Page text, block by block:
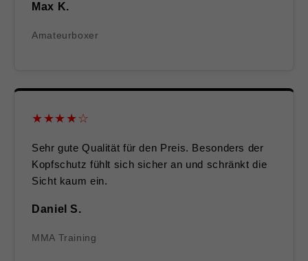
Max K.
Amateurboxer
★★★★☆
Sehr gute Qualität für den Preis. Besonders der
Kopfschutz fühlt sich sicher an und schränkt die
Sicht kaum ein.
Daniel S.
MMA Training